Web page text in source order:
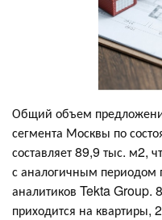
Общий объем
сегмента Москвы по
составляет 89,9 тыс. м2,
с аналогичным периодом
аналитиков Tekta Group.
приходится на